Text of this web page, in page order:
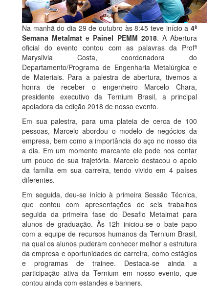
Na manhã do dia 29 de outubro às 8:45 teve início a 4ª
Semana Metalmat e Painel PEMM 2018. A Abertura
oficial do evento contou com as palavras da Profª
Marysilvia Costa, coordenadora do
Departamento/Programa de Engenharia Metalúrgica e
de Materiais. Para a palestra de abertura, tivemos a
honra de receber o engenheiro Marcelo Chara,
presidente executivo da Ternium Brasil, a principal
apoiadora da edição 2018 de nosso evento.
Em sua palestra, para uma plateia de cerca de 100
pessoas, Marcelo abordou o modelo de negócios da
empresa, bem como a importância do aço no nosso dia
a dia. Em um momento marcante ele pode nos contar
um pouco de sua trajetória. Marcelo destacou o apoio
da família em sua carreira, tendo vivido em 4 países
diferentes.
​Em seguida, deu-se início à primeira Sessão Técnica,
que contou com apresentações de seis trabalhos
seguida da primeira fase do Desafio Metalmat para
alunos de graduação. Às 12h iniciou-se o bate papo
com a equipe de recursos humanos da Ternium Brasil,
na qual os alunos puderam conhecer melhor a estrutura
da empresa e oportunidades de carreira, como estágios
e programas de trainee. Destaca-se ainda a
participação ativa da Ternium em nosso evento, que
contou ainda com estandes e banners.